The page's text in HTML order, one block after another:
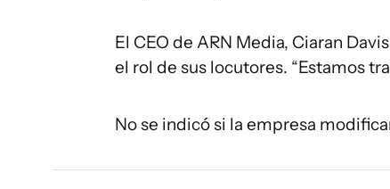
El CEO de ARN Media, Ciaran
el rol de sus locutores. “Estamos
No se indicó si la empresa